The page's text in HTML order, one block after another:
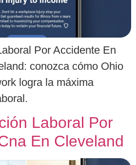
Por Accidente En
conozca cómo Ohio
logra la máxima
Laboral Por
En Cleveland